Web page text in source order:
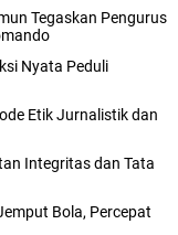
Tegaskan Pengurus
Nyata Peduli
Etik Jurnalistik dan
Integritas dan Tata
Bola, Percepat